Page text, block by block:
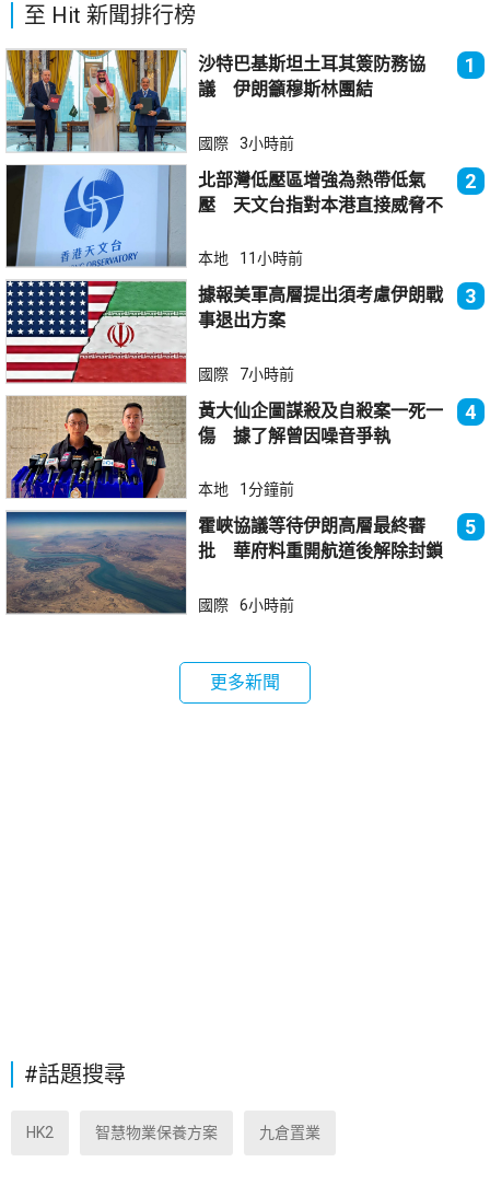
至 Hit 新聞排行榜
沙特巴基斯坦土耳其簽防務協
議 伊朗籲穆斯林團結
1
國際 3小時前
北部灣低壓區增強為熱帶低氣
壓 天文台指對本港直接威脅不
2
本地 11小時前
據報美軍高層提出須考慮伊朗戰
事退出方案
3
國際 7小時前
黃大仙企圖謀殺及自殺案一死一
傷 據了解曾因噪音爭執
4
本地 1分鐘前
霍峽協議等待伊朗高層最終審
批 華府料重開航道後解除封鎖
5
國際 6小時前
更多新聞
#話題搜尋
HK2 智慧物業保養方案 九倉置業